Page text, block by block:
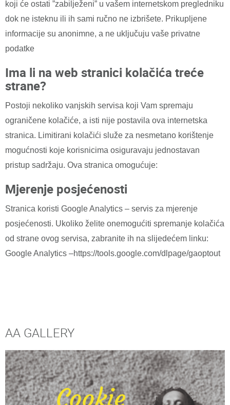
koji će ostati ”zabilježeni” u vašem internetskom pregledniku
dok ne isteknu ili ih sami ručno ne izbrišete. Prikupljene
informacije su anonimne, a ne uključuju vaše privatne
podatke
Ima li na web stranici kolačića treće
strane?
Postoji nekoliko vanjskih servisa koji Vam spremaju
ograničene kolačiće, a isti nije postavila ova internetska
stranica. Limitirani kolačići služe za nesmetano korištenje
mogućnosti koje korisnicima osiguravaju jednostavan
pristup sadržaju. Ova stranica omogućuje:
Mjerenje posjećenosti
Stranica koristi Google Analytics – servis za mjerenje
posjećenosti. Ukoliko želite onemogućiti spremanje kolačića
od strane ovog servisa, zabranite ih na slijedećem linku:
Google Analytics –https://tools.google.com/dlpage/gaoptout
AA GALLERY